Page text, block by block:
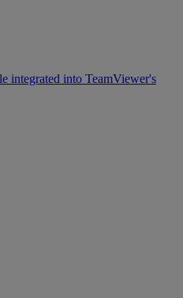
integrated into TeamViewer's